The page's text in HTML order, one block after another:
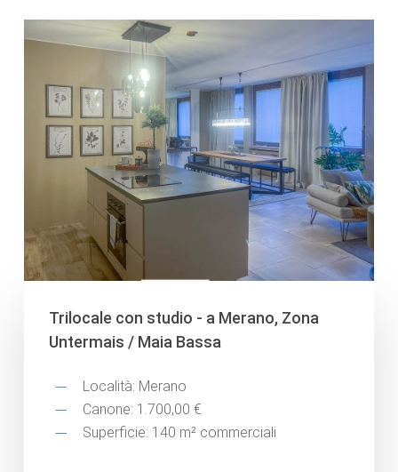
Trilocale con studio - a Merano, Zona
Untermais / Maia Bassa
Località: Merano
Canone: 1.700,00 €
Superficie: 140 m² commerciali